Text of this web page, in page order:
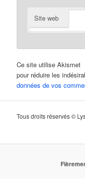
Site web
Ce site utilise Akismet
pour réduire les
données de vos
Tous droits réservés ©